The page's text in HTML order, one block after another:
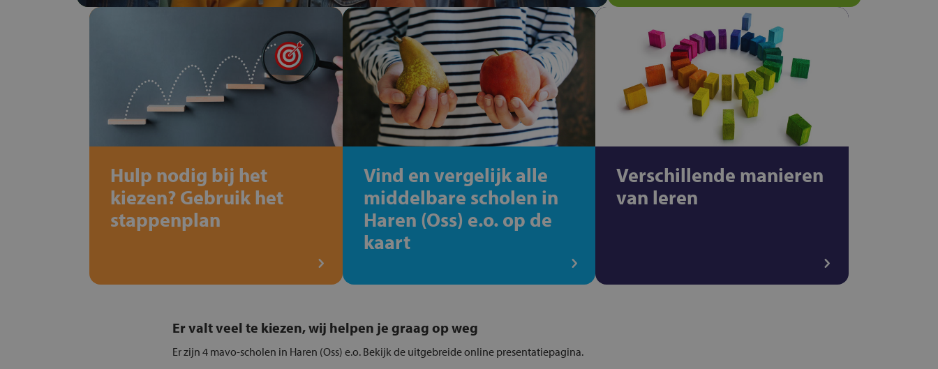
Hulp nodig bij het
kiezen? Gebruik het
stappenplan
Vind en vergelijk alle
middelbare scholen in
Haren (Oss) e.o. op de
kaart
Verschillende manieren
van leren
Er valt veel te kiezen, wij helpen je graag op weg
Er zijn 4 mavo-scholen in Haren (Oss) e.o. Bekijk de uitgebreide online presentatiepagina.